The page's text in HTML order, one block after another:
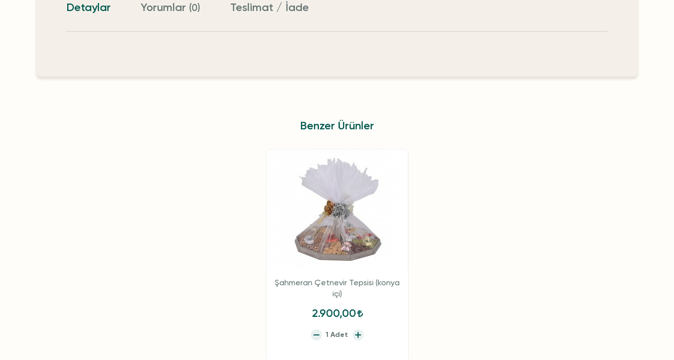
Detaylar Yorumlar (0) Teslimat / İade
Benzer Ürünler
Şahmeran Çetnevir Tepsisi (konya
içi)
2.900,00